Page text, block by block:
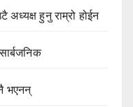
अध्यक्ष हुनु राम्रो होईन
भएनन्